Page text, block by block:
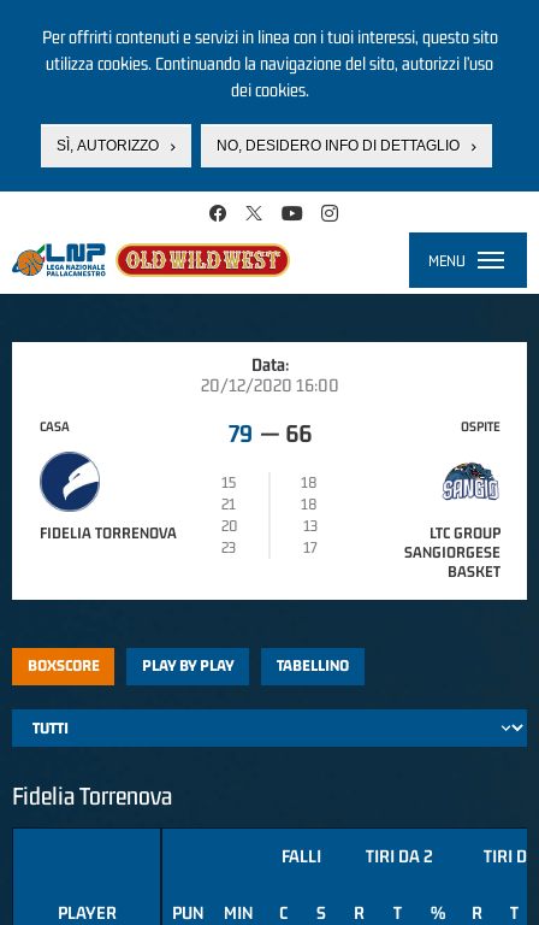
Per offrirti contenuti e servizi in linea con i tuoi interessi, questo sito
utilizza cookies. Continuando la navigazione del sito, autorizzi l’uso
dei cookies.
SÌ, AUTORIZZO NO, DESIDERO INFO DI DETTAGLIO
MENU
Data:
20/12/2020 16:00
CASA
FIDELIA TORRENOVA
79 — 66
15
18
21
18
20
13
23
17
OSPITE
LTC GROUP
SANGIORGESE
BASKET
BOXSCORE PLAY BY PLAY TABELLINO
Fidelia Torrenova
PLAYER
FALLI TIRI DA 2 TIRI
PUN MIN C S R T % R T